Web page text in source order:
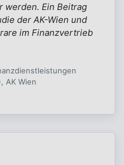
werden. Ein Beitrag
der AK-Wien und
im Finanzvertrieb
AK Wien